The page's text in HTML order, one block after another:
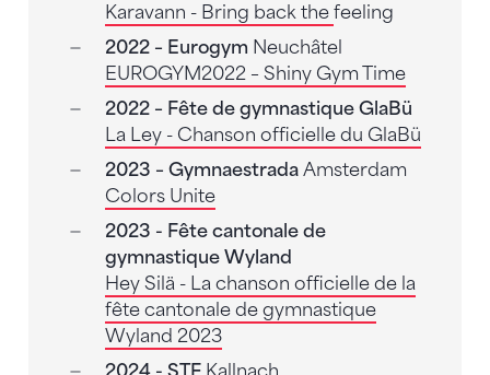
Karavann - Bring back the feeling
2022 – Eurogym Neuchâtel
EUROGYM2022 – Shiny Gym Time
2022 – Fête de gymnastique GlaBü
La Ley - Chanson officielle du GlaBü
2023 – Gymnaestrada Amsterdam
Colors Unite
2023 - Fête cantonale de
gymnastique Wyland
Hey Silä - La chanson officielle de la
fête cantonale de gymnastique
Wyland 2023
2024 - STF Kallnach